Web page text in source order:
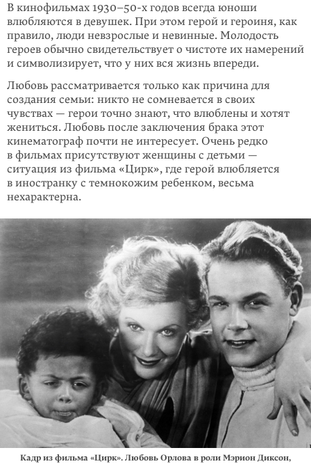
В кинофильмах 1930–50-х годов всегда юноши
влюбляются в девушек. При этом герой и героиня, как
правило, люди невзрослые и невинные. Молодость
героев обычно свидетельствует о чистоте их намерений
и символизирует, что у них вся жизнь впереди.
Любовь рассматривается только как причина для
создания семьи: никто не сомневается в своих
чувствах — герои точно знают, что влюблены и хотят
жениться. Любовь после заключения брака этот
кинематограф почти не интересует. Очень редко
в фильмах присутствуют женщины с детьми —
ситуация из фильма «Цирк», где герой влюбляется
в иностранку с темнокожим ребенком, весьма
нехарактерна.
Кадр из фильма «Цирк». Любовь Орлова в роли Мэрион Диксон,